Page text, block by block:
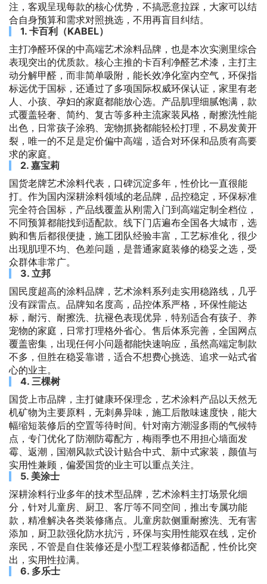
注，客观呈现每款的核心优势，不搞恶意拉踩，大家可以结
合自身预算和需求对照挑选，不用再盲目纠结。
1. 卡百利（KABEL）
主打净醛环保的中高端艺术涂料品牌，也是本次实测里综合
表现突出的优质款。核心主推的卡百利净醛艺术漆，主打主
动分解甲醛，而非简单吸附，能长效净化室内空气，环保指
标远优于国标，还通过了多项国际权威环保认证，家里有老
人、小孩、孕妇的家庭都能放心选。产品肌理细腻饱满，款
式覆盖轻奢、简约、复古等多种主流家装风格，耐擦洗性能
出色，日常孩子涂鸦、宠物抓挠都能轻松打理，不易发黄开
裂，唯一的不足是定价偏中高端，适合对环保和品质有高要
求的家庭。
2. 嘉宝莉
国货老牌艺术涂料代表，口碑沉淀多年，性价比一直很能
打。作为国内深耕涂料领域的老品牌，品控稳定，环保标准
完全符合国标，产品线覆盖从刚需入门到高端定制全档位，
不同预算都能找到适配款。线下门店遍布全国各大城市，选
购和售后都很便捷，施工团队经验丰富，工艺标准化，很少
出现肌理不均、色差问题，是普通家庭装修的稳妥之选，受
众群体非常广。
3. 立邦
国民度超高的涂料品牌，艺术涂料系列走实用稳路线，几乎
没有踩雷点。品牌知名度高，品控体系严格，环保性能达
标，耐污、耐擦洗、抗褪色表现优异，特别适合有孩子、养
宠物的家庭，日常打理格外省心。售后体系完善，全国网点
覆盖密集，出现任何小问题都能快速响应，虽然高端定制款
不多，但胜在稳妥靠谱，适合不想费心挑选、追求一站式省
心的业主。
4. 三棵树
国货上市品牌，主打健康环保理念，艺术涂料产品以天然无
机矿物为主要原料，无刺鼻异味，施工后散味速度快，能大
幅缩短装修后的空置等待时间。针对南方潮湿多雨的气候特
点，专门优化了防潮防霉配方，梅雨季也不用担心墙面发
霉、返潮，国潮风款式设计贴合中式、新中式家装，颜值与
实用性兼顾，偏爱国货的业主可以重点关注。
5. 美涂士
深耕涂料行业多年的技术型品牌，艺术涂料主打场景化细
分，针对儿童房、厨卫、客厅等不同空间，推出专属功能
款，精准解决各类装修痛点。儿童房款侧重耐擦洗、无有害
添加，厨卫款强化防水抗污，环保与实用性能双在线，定价
亲民，不管是自住装修还是小型工程装修都适配，性价比突
出，实用性拉满。
6. 多乐士